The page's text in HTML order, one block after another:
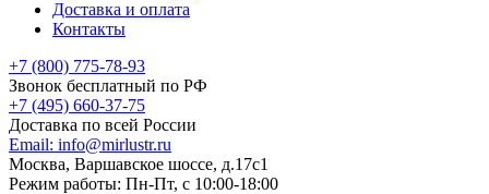
Доставка и оплата
Контакты
+7 (800) 775-78-93
Звонок бесплатный по РФ
+7 (495) 660-37-75
Доставка по всей России
Email: info@mirlustr.ru
Москва, Варшавское шоссе, д.17c1
Режим работы: Пн-Пт, с 10:00-18:00